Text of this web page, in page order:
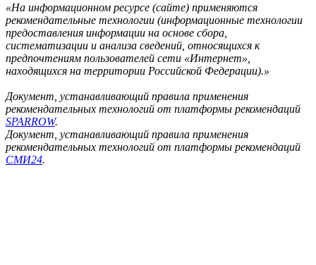
«На информационном ресурсе (сайте) применяются
рекомендательные технологии (информационные технологии
предоставления информации на основе сбора,
систематизации и анализа сведений, относящихся к
предпочтениям пользователей сети «Интернет»,
находящихся на территории Российской Федерации).»
Документ, устанавливающий правила применения
рекомендательных технологий от платформы рекомендаций
SPARROW.
Документ, устанавливающий правила применения
рекомендательных технологий от платформы рекомендаций
СМИ24.